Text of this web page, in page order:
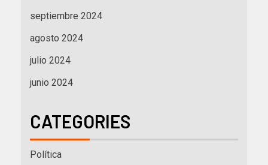
septiembre 2024
agosto 2024
julio 2024
junio 2024
CATEGORIES
Política